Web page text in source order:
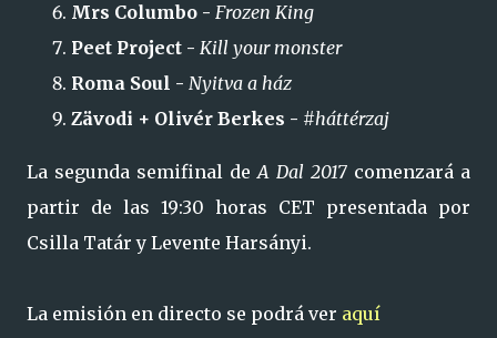
Mrs Columbo - Frozen King
Peet Project - Kill your monster
Roma Soul - Nyitva a ház
Zävodi + Olivér Berkes - #háttérzaj
La segunda semifinal deA Dal 2017 comenzará a
partir de las 19:30 horas CET presentada por
Csilla Tatár y Levente Harsányi.
La emisión en directo se podrá ver aquí